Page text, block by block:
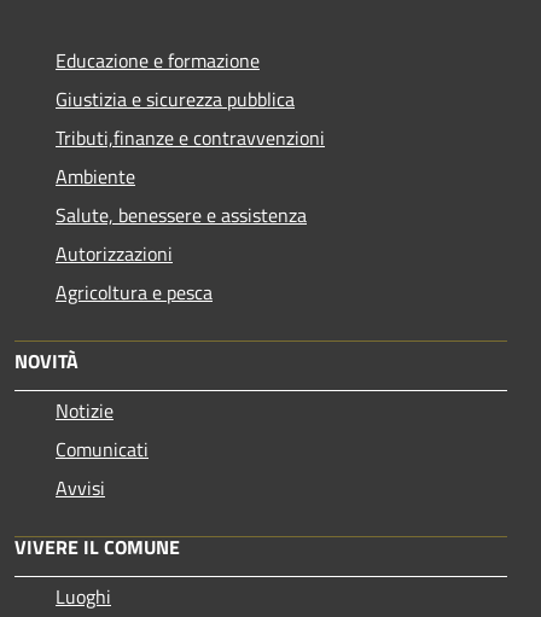
Educazione e formazione
Giustizia e sicurezza pubblica
Tributi,finanze e contravvenzioni
Ambiente
Salute, benessere e assistenza
Autorizzazioni
Agricoltura e pesca
NOVITÀ
Notizie
Comunicati
Avvisi
VIVERE IL COMUNE
Luoghi